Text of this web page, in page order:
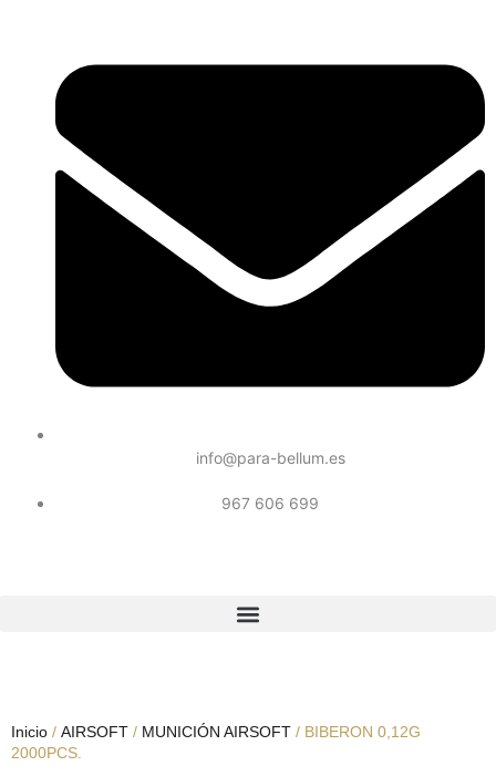
info@para-bellum.es
967 606 699
Inicio / AIRSOFT / MUNICIÓN AIRSOFT / BIBERON 0,12G
2000PCS.